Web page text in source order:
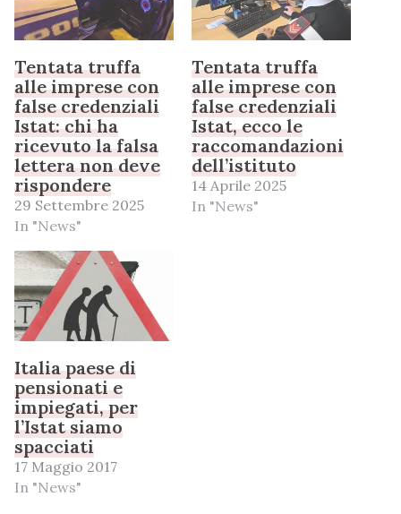
Tentata truffa
alle imprese con
false credenziali
Istat: chi ha
ricevuto la falsa
lettera non deve
rispondere
29 Settembre 2025
In "News"
Tentata truffa
alle imprese con
false credenziali
Istat, ecco le
raccomandazioni
dell’istituto
14 Aprile 2025
In "News"
Italia paese di
pensionati e
impiegati, per
l’Istat siamo
spacciati
17 Maggio 2017
In "News"